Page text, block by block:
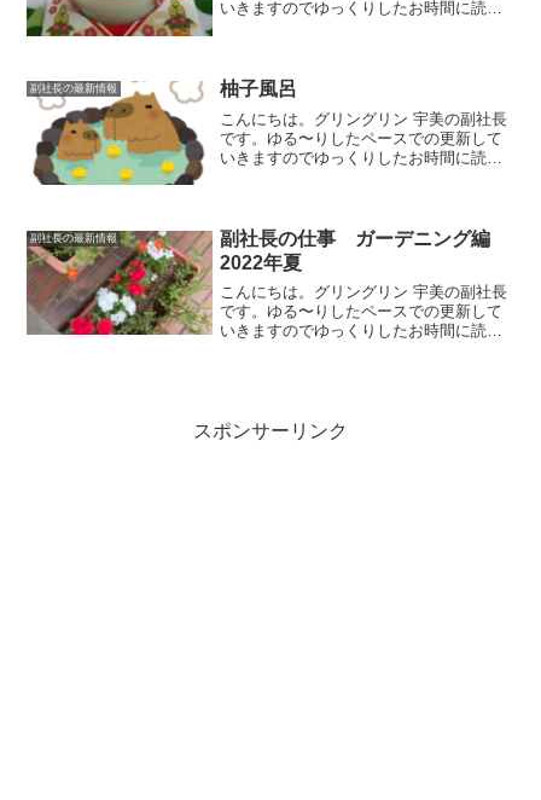
いきますのでゆっくりしたお時間に読ん
とけのざ、すずな、す...
副社長の最新情報 柚子風呂
こんにちは。グリングリン 宇美の副社長
です。ゆる〜りしたペースでの更新して
いきますのでゆっくりしたお時間に読ん
身体を温めるゆ...
副社長の最新情報
副社長の仕事 ガーデニング編
2022年夏
こんにちは。グリングリン 宇美の副社長
です。ゆる〜りしたペースでの更新して
いきますのでゆっくりしたお時間に読ん
スポンサーリンク